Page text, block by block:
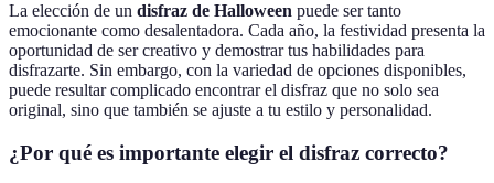
La elección de un disfraz de Halloween puede ser tanto
emocionante como desalentadora. Cada año, la festividad presenta la
oportunidad de ser creativo y demostrar tus habilidades para
disfrazarte. Sin embargo, con la variedad de opciones disponibles,
puede resultar complicado encontrar el disfraz que no solo sea
original, sino que también se ajuste a tu estilo y personalidad.
¿Por qué es importante elegir el disfraz correcto?